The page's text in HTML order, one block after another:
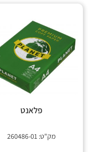
פלאנט
מק"ט: 260486-01